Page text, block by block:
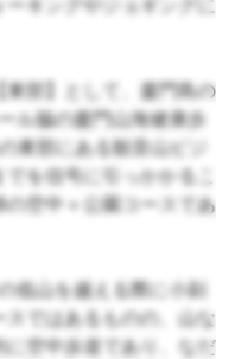
キングやジョギングに
東部】として、廈門島の
ル脇の廈門山海健康歩
東部にある観音山ビジ
を信号に引っかかるこ
空中＋公園コースであ
低山を越える際に小刻
ではあるものの、山な
に空中歩道であり、なだ